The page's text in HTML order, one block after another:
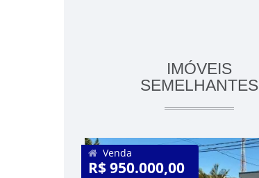
IMÓVEIS
SEMELHANTES
Venda
R$ 950.000,00